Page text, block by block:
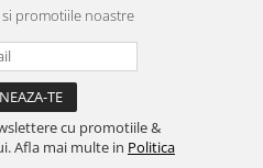
promotiile noastre
cu promotiile &
Afla mai multe in Politica